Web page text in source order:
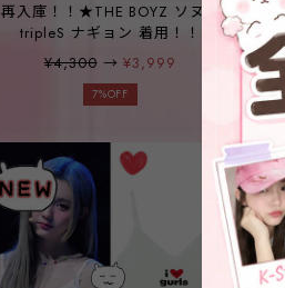
再入庫！！★THE BOYZ ソヌ /
tripleS ナギョン 着用！！
【LMC】GOTHIC OVERSIZED
BEANIE black
¥4,300→¥3,999
7%OFF